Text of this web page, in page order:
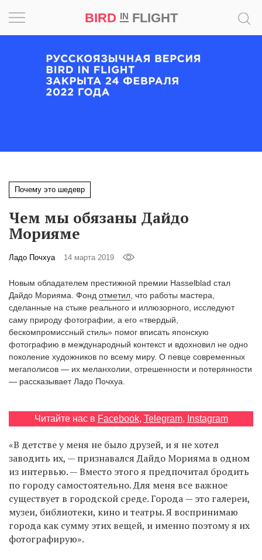
BIRD INFLIGHT
Почему это шедевр
Чем мы обязаны Дайдо
Морияме
Ладо Почхуа 14 марта 2019
Новым обладателем престижной премии Hasselblad стал
Дайдо Морияма. Фонд отметил, что работы мастера,
сделанные на стыке реального и иллюзорного, исследуют
саму природу фотографии, а его «твердый,
бескомпромиссный стиль» помог вписать японскую
фотографию в международный контекст и вдохновил не одно
поколение художников по всему миру. О певце современных
мегаполисов — их меланхолии, отрешенности и потерянности
— рассказывает Ладо Почхуа.
Читайте нас в Facebook, Telegram, Instagram
«В детстве у меня не было друзей, и я не хотел
заводить их, — признавался Дайдо Морияма в одном
из интервью. — Вместо этого я предпочитал бродить
по городу самостоятельно. Для меня все важное
существует в городской среде. Города — это галереи,
музеи, библиотеки, кино и театры. Я воспринимаю
города как сумму этих вещей, и именно поэтому я их
фотографирую».